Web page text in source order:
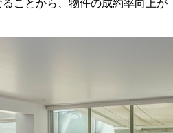
ことから、物件の成約率向上が